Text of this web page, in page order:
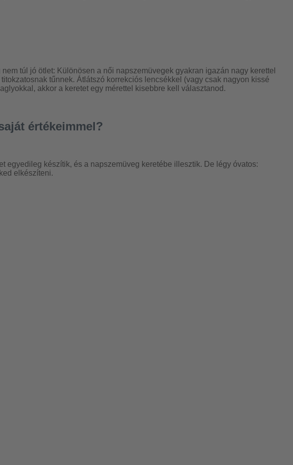
túl jó ötlet: Különösen a női napszemüvegek gyakran igazán nagy kerettel
tűnnek. Átlátszó korrekciós lencsékkel (vagy csak nagyon kissé
akkor a keretet egy mérettel kisebbre kell választanod.
értékeimmel?
egyedileg készítik, és a napszemüveg keretébe illesztik. De légy óvatos:
elkészíteni.